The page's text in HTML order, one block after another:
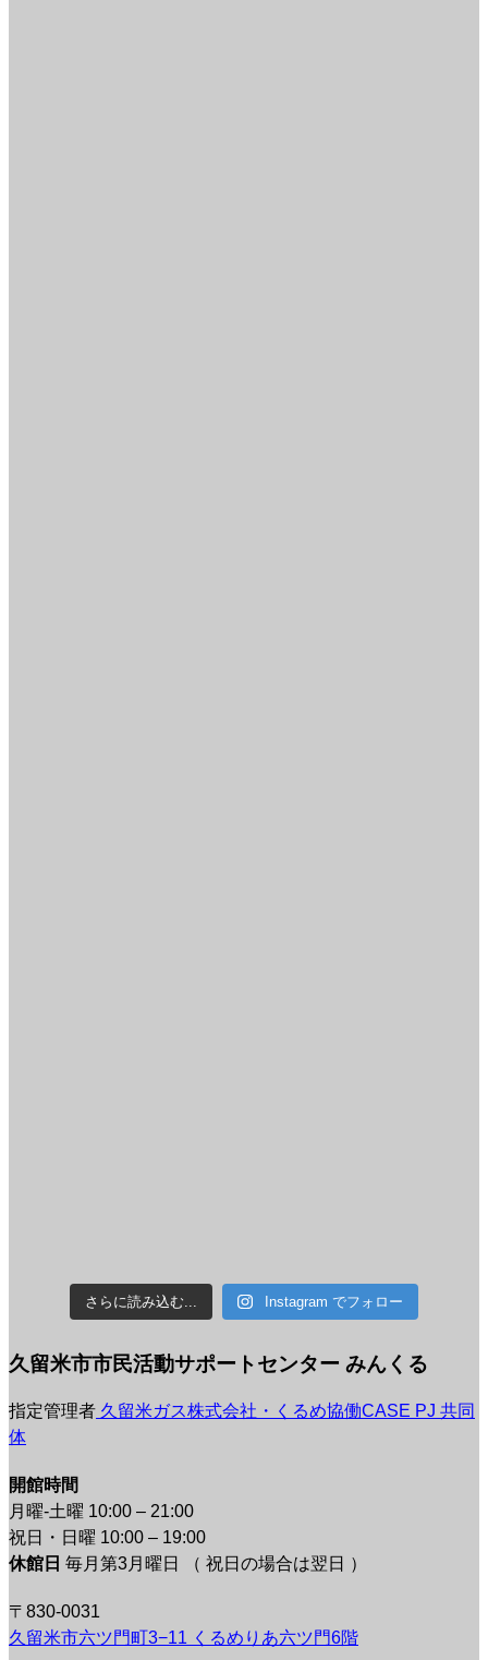
さらに読み込む... Instagram でフォロー
久留米市市民活動サポートセンター みんくる
指定管理者 久留米ガス株式会社・くるめ協働CASE PJ 共同
体
開館時間
月曜-土曜 10:00 – 21:00
祝日・日曜 10:00 – 19:00
休館日 毎月第3月曜日 （ 祝日の場合は翌日 ）
〒830-0031
久留米市六ツ門町3−11 くるめりあ六ツ門6階